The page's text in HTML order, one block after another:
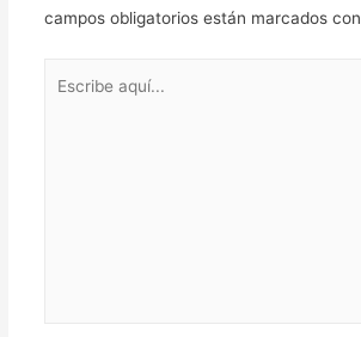
campos obligatorios están marcados con